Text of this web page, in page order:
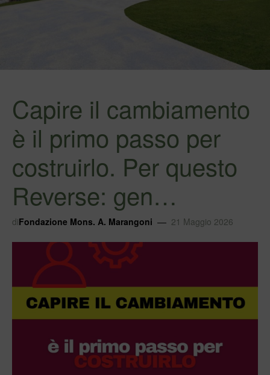
Capire il cambiamento
è il primo passo per
costruirlo. Per questo
Reverse: gen…
diFondazione Mons. A. Marangoni 21 Maggio 2026